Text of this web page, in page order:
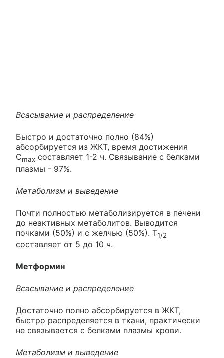
Всасывание и распределение
Быстро и достаточно полно (84%)
абсорбируется из ЖКТ, время достижения
Cmax составляет 1-2 ч. Связывание с белками
плазмы - 97%.
Метаболизм и выведение
Почти полностью метаболизируется в печени
до неактивных метаболитов. Выводится
почками (50%) и с желчью (50%). T1/2
составляет от 5 до 10 ч.
Метформин
Всасывание и распределение
Достаточно полно абсорбируется в ЖКТ,
быстро распределяется в ткани, практически
не связывается с белками плазмы крови.
Метаболизм и выведение